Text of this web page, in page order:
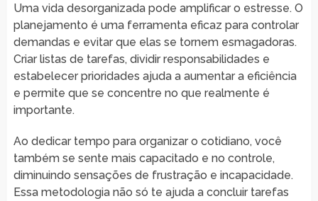
Uma vida desorganizada pode amplificar o estresse. O
planejamento é uma ferramenta eficaz para controlar
demandas e evitar que elas se tornem esmagadoras.
Criar listas de tarefas, dividir responsabilidades e
estabelecer prioridades ajuda a aumentar a eficiência
e permite que se concentre no que realmente é
importante.
Ao dedicar tempo para organizar o cotidiano, você
também se sente mais capacitado e no controle,
diminuindo sensações de frustração e incapacidade.
Essa metodologia não só te ajuda a concluir tarefas